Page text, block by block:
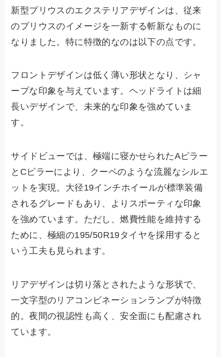
新型プリウスのエクステリアデザインは、従来
のプリウスのイメージを一新する斬新なものに
なりました。特に特徴的なのは以下の点です。
フロントデザインは低く薄い形状となり、シャ
ープな印象を与えています。ヘッドライトは細
長いデザインで、未来的な印象を強めていま
す。
サイドビューでは、極端に寝かせられたAピラー
とCピラーにより、クーペのような流麗なシルエ
ットを実現。大径19インチホイールが標準装備
されるグレードもあり、よりスポーティな印象
を強めています。ただし、燃費性能を維持する
ために、極細の195/50R19タイヤを採用すると
いう工夫も見られます。
リアデザインは切り落とされたような形状で、
一文字型のリアコンビネーションランプが特徴
的。夜間の視認性も高く、安全面にも配慮され
ています。